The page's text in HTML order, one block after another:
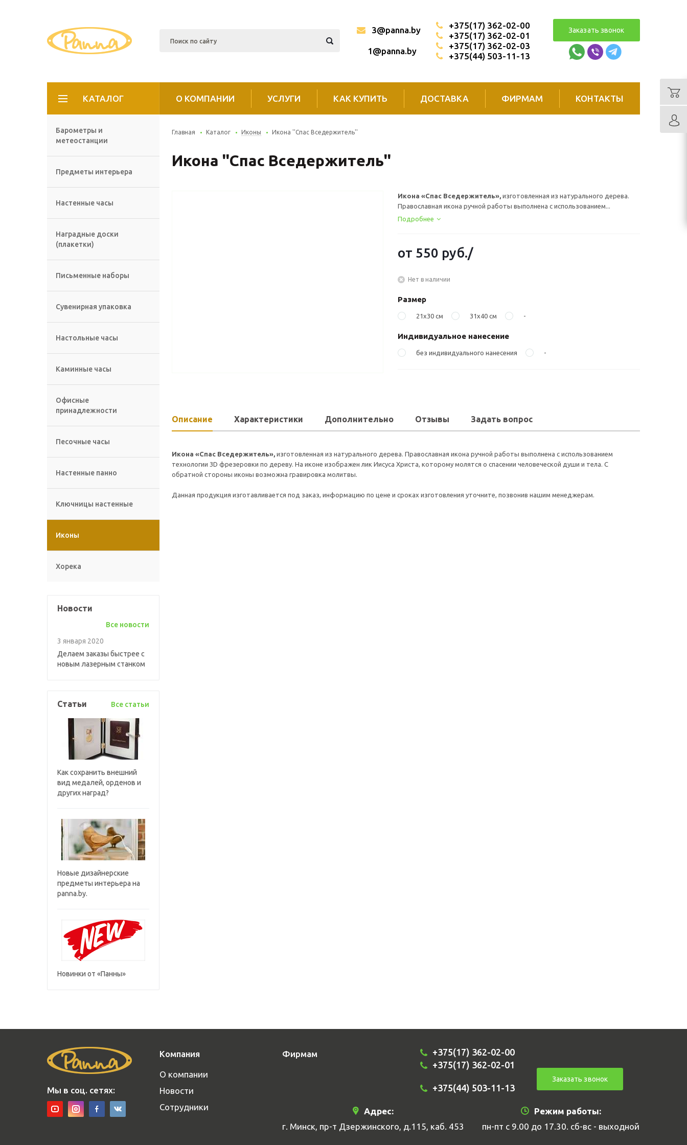
3@panna.by
1@panna.by
+375(17) 362-02-00
+375(17) 362-02-01
+375(17) 362-02-03
+375(44) 503-11-13
Заказать звонок
КАТАЛОГ О КОМПАНИИ УСЛУГИ КАК КУПИТЬ ДОСТАВКА ФИРМАМ КОНТАКТЫ
Барометры и
метеостанции
Предметы интерьера
Настенные часы
Наградные доски
(плакетки)
Письменные наборы
Сувенирная упаковка
Настольные часы
Каминные часы
Офисные
принадлежности
Песочные часы
Настенные панно
Ключницы настенные
Иконы
Хорека
Новости
Все новости
3 января 2020
Делаем заказы быстрее с
новым лазерным станком
Статьи Все статьи
Как сохранить внешний
вид медалей, орденов и
других наград?
Новые дизайнерские
предметы интерьера на
panna.by.
Новинки от «Панны»
Главная Каталог Иконы Икона ''Спас Вседержитель''
Икона ''Спас Вседержитель''
Икона «Спас Вседержитель»,изготовленная из натурального дерева.
Православная икона ручной работы выполнена с использованием...
Подробнее
от 550 руб./
Нет в наличии
Размер
21х30 см 31х40 см -
Индивидуальное нанесение
без индивидуального нанесения -
Описание Характеристики Дополнительно Отзывы Задать вопрос
Икона «Спас Вседержитель», изготовленная из натурального дерева. Православная икона ручной работы выполнена с использованием
технологии 3D фрезеровки по дереву. На иконе изображен лик Иисуса Христа, которому молятся о спасении человеческой души и тела. С
обратной стороны иконы возможна гравировка молитвы.
Данная продукция изготавливается под заказ, информацию по цене и сроках изготовления уточните, позвонив нашим менеджерам.
Мы в соц. сетях:
Компания Фирмам
О компании
Новости
Сотрудники
+375(17) 362-02-00
+375(17) 362-02-01
+375(44) 503-11-13
Заказать звонок
Адрес:
г. Минск, пр-т Дзержинского, д.115, каб. 453
Режим работы:
пн-пт с 9.00 до 17.30. сб-вс - выходной